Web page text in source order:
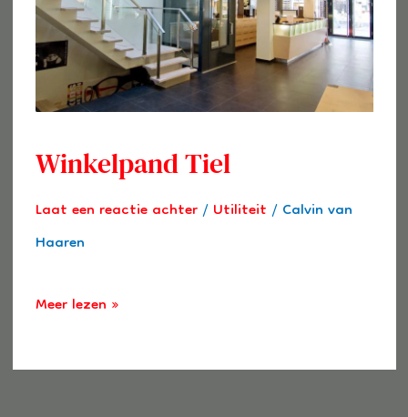
Winkelpand Tiel
Laat een reactie achter/Utiliteit/Calvin van
Haaren
Meer lezen »